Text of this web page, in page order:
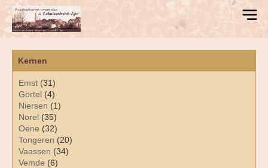
Kernen
Emst (31)
Gortel (4)
Niersen (1)
Norel (35)
Oene (32)
Tongeren (20)
Vaassen (34)
Vemde (6)